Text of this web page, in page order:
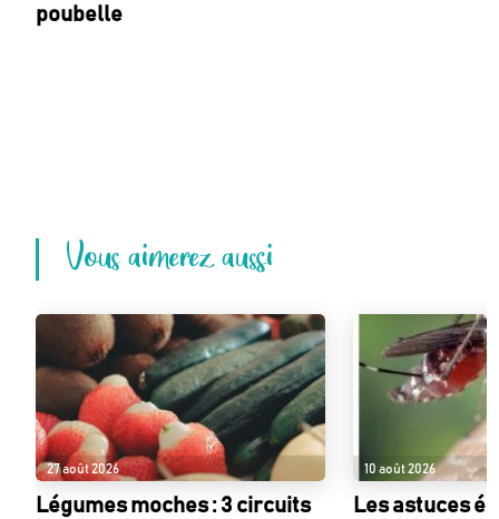
poubelle
Vous aimerez aussi
27 août 2026
Légumes moches : 3 circuits
10 août 2026
Les astuces